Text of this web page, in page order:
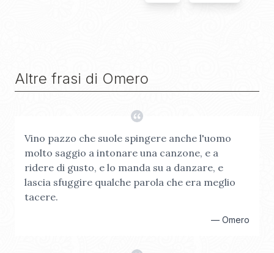
Altre frasi di Omero
Vino pazzo che suole spingere anche l'uomo
molto saggio a intonare una canzone, e a
ridere di gusto, e lo manda su a danzare, e
lascia sfuggire qualche parola che era meglio
tacere.
— Omero